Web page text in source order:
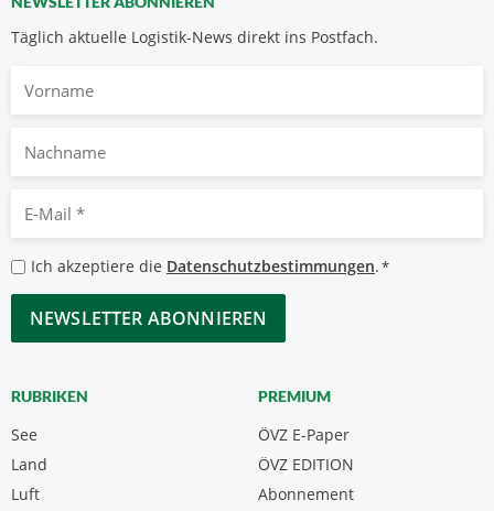
Täglich aktuelle Logistik-News direkt ins Postfach.
Nachname
Mail
*
Datenschutzbestimmungen
*
Ich akzeptiere die Datenschutzbestimmungen.*
CAPTCHA
RUBRIKEN
See
Land
Luft
PREMIUM
ÖVZ E-Paper
Abonnement
ÖVZ EDITION